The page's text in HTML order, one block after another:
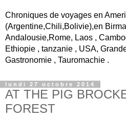
Chroniques de voyages en
(Argentine,Chili,Bolivie),en
Andalousie,Rome, Laos ,
Ethiopie , tanzanie , USA,
Gastronomie , Tauromachie .
lundi 27 octobre 2014
AT THE PIG
FOREST